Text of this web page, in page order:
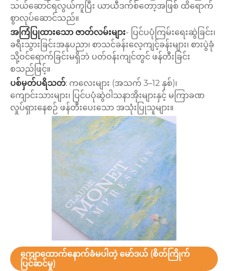
သယ်ဆောင်ရလွယ်ကူပြီး ယာယီဒက်စ်တော့အဖြစ် ထိရောက်
စွာလုပ်ဆောင်သည်။
အကြံပြုထားသော ဇာတ်လမ်းများ- ပြင်ပပုံကြမ်းရေးဆွဲခြင်း၊
ခရီးသွားခြင်းအနုပညာ၊ စာသင်ခန်းလေ့ကျင့်ခန်းများ၊ စားပွဲခုံ
သို့ဝင်ရောက်ခြင်းမရှိဘဲ ပတ်ဝန်းကျင်တွင် ဖန်တီးခြင်း
စသည်ဖြင့်။
ပစ်မှတ်ပရိသတ်: ကလေးများ (အသက် 3–12 နှစ်)၊
ကျောင်းသားများ၊ ပြင်ပပုံဆွဲဝါသနာအိုးများနှင့် မကြာခဏ
လှုပ်ရှားနေစဉ် ဖန်တီးပေးသော အသုံးပြုသူများ။
ကျောထောက်နောက်ခံမပါတဲ့ မော်ဒယ် (စိတ်ကြိုက်
ပြင်ဆင်မှု)